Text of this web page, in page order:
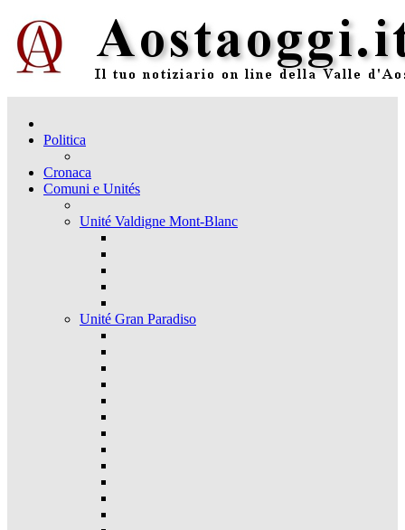
Politica
Cronaca
Comuni e Unités
Unité Valdigne Mont-Blanc
Unité Gran Paradiso